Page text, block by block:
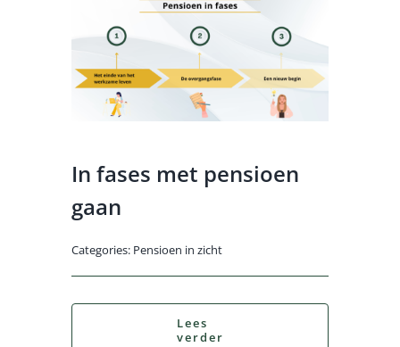
In fases met pensioen
gaan
Categories: Pensioen in zicht
Lees
verder